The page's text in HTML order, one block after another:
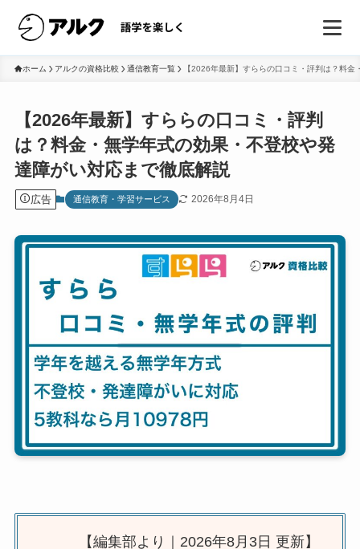
ホーム アルクの資格比較 通信教育一覧 【2026年最新】すららの口コミ・評判は？料
【2026年最新】すららの口コミ・評判
は？料金・無学年式の効果・不登校や発
達障がい対応まで徹底解説
広告 通信教育・学習サービス 2026年8月4日
【編集部より｜2026年8月3日 更新】